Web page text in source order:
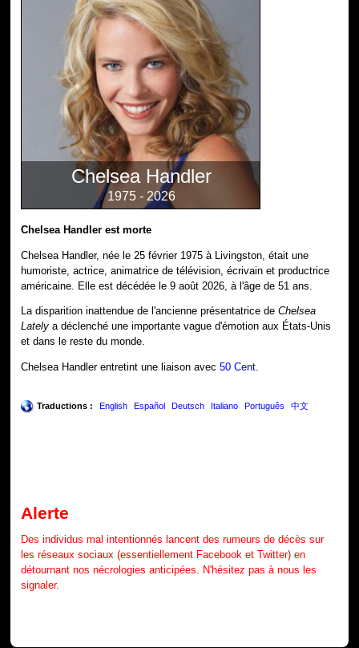
Chelsea Handler
1975 - 2026
Chelsea Handler est morte
Chelsea Handler, née le 25 février 1975 à Livingston, était une
humoriste, actrice, animatrice de télévision, écrivain et productrice
américaine. Elle est décédée le 9 août 2026, à l'âge de 51 ans.
La disparition inattendue de l'ancienne présentatrice deChelsea
Lately a déclenché une importante vague d'émotion aux États-Unis
et dans le reste du monde.
Chelsea Handler entretint une liaison avec50 Cent.
Traductions : English Español Deutsch Italiano Português 中文
Alerte
Des individus mal intentionnés lancent des rumeurs de décès sur
les réseaux sociaux (essentiellement Facebook et Twitter) en
détournant nos nécrologies anticipées. N'hésitez pas à nous les
signaler.